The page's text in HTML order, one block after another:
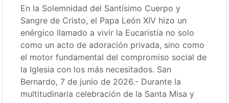
En la Solemnidad del Santísimo Cuerpo y
Sangre de Cristo, el Papa León XIV hizo un
enérgico llamado a vivir la Eucaristía no solo
como un acto de adoración privada, sino como
el motor fundamental del compromiso social de
la Iglesia con los más necesitados. San
Bernardo, 7 de junio de 2026.- Durante la
multitudinaria celebración de la Santa Misa y